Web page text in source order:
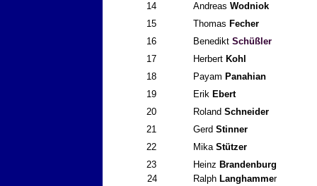
14
Andreas Wodniok
15
Thomas Fecher
16
Benedikt Schüßler
17
Herbert Kohl
18
Payam Panahian
19
Erik Ebert
20
Roland Schneider
21
Gerd Stinner
22
Mika Stützer
23
Heinz Brandenburg
24
Ralph Langhammer